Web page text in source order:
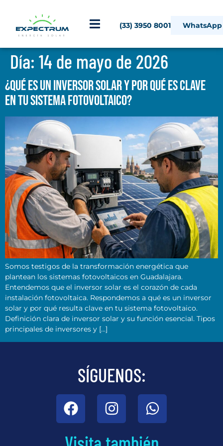
(33) 3950 8001 WhatsApp
Día: 14 de mayo de 2026
¿Qué es un inversor solar y por qué es clave
en tu sistema fotovoltaico?
Somos testigos de la transformación energética que
plantean los sistemas fotovoltaicos en Guadalajara.
Entendemos que el inversor solar es el corazón de cada
instalación fotovoltaica. Respondemos a qué es un inversor
solar y por qué resulta clave en tu sistema fotovoltaico.
Definición clara de inversor solar y su función esencial. Tipos
principales de inversores y […]
SÍGUENOS: